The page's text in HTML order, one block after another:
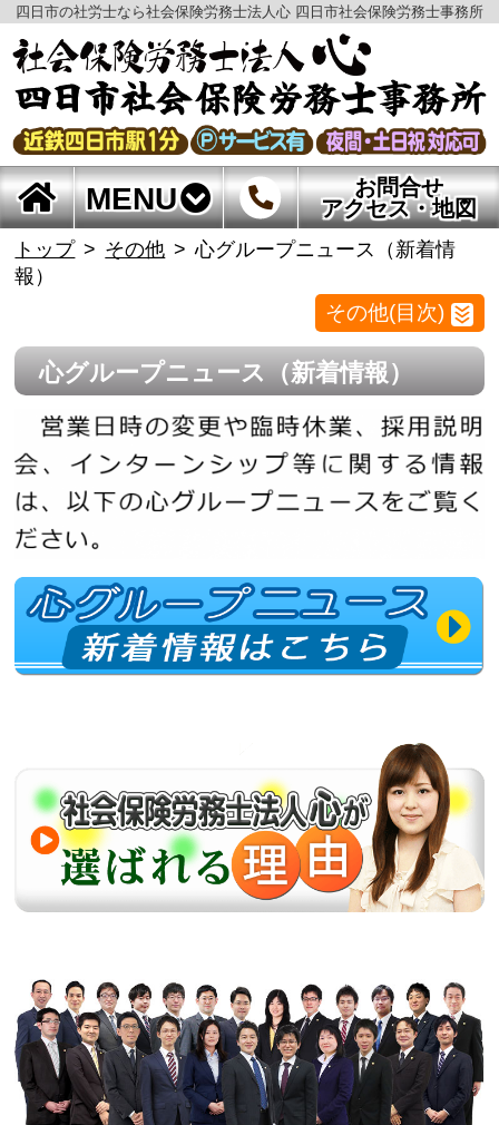
四日市の社労士なら社会保険労務士法人心 四日市社会保険労務士事務所
MENU
お問合せ
アクセス・地図
トップ その他
心グループニュース（新着情
報）
その他(目次)
心グループニュース（新着情報）